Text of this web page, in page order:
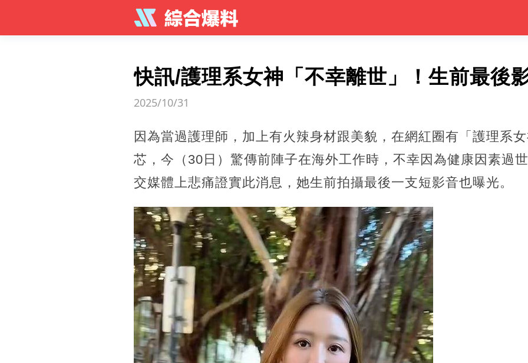
快訊/護理系女神「不幸離世」！生前最後
2025/10/31
因為當過護理師，加上有火辣身材跟美貌，在網紅圈有「護理系
芯，今（30日）驚傳前陣子在海外工作時，不幸因為健康因素過
交媒體上悲痛證實此消息，她生前拍攝最後一支短影音也曝光。